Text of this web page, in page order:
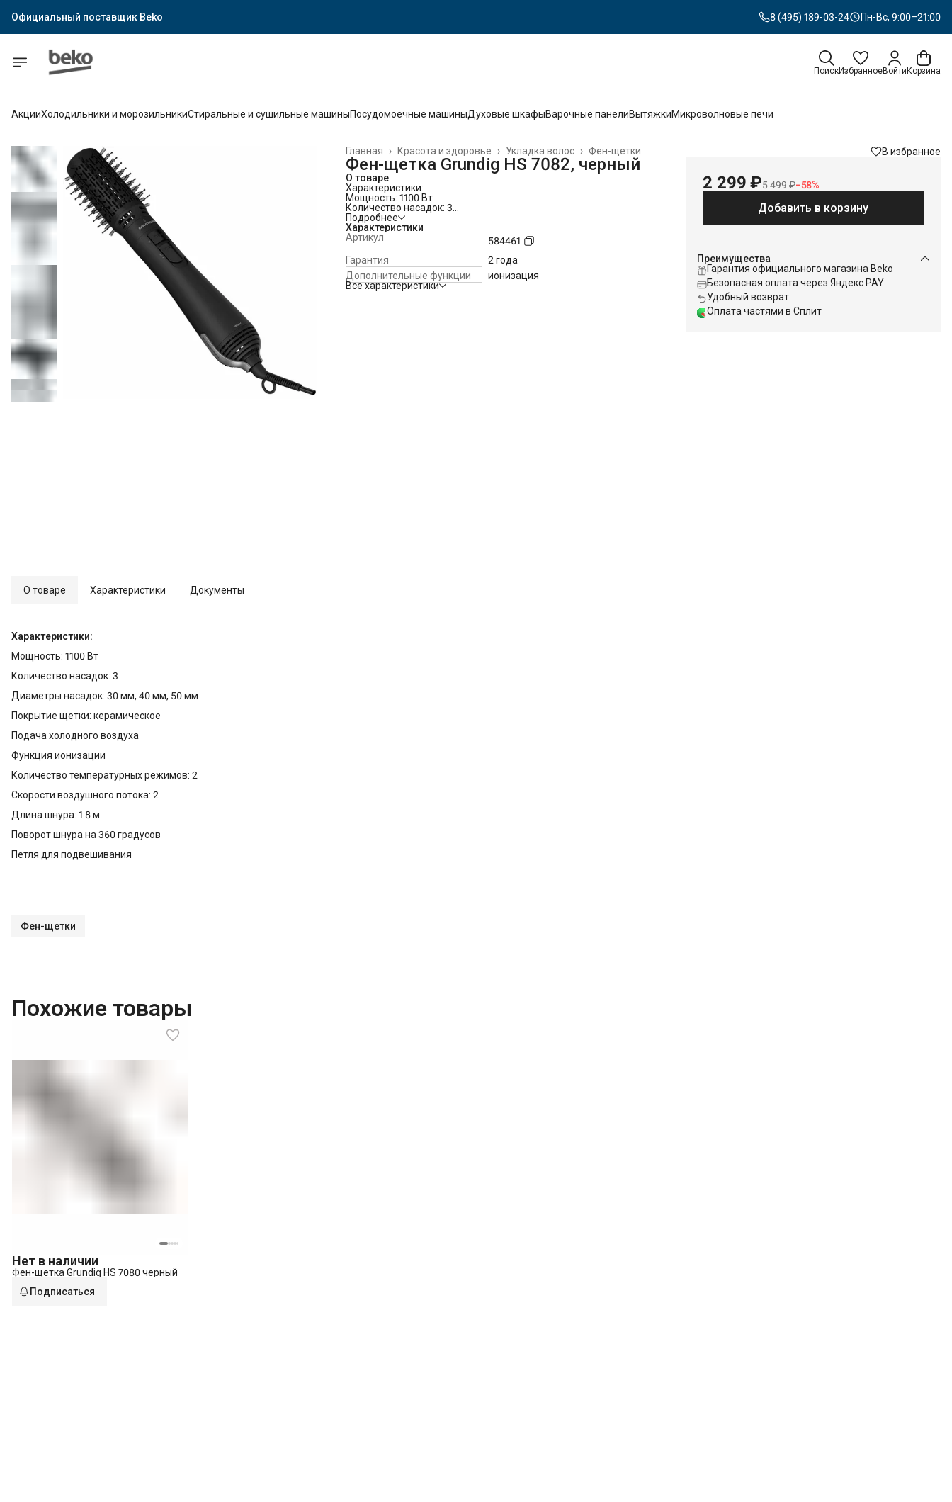
Официальный поставщик Indesit
Официальный поставщик Hotpoint
8 (495) 189-03-24 Пн-Вс, 9:00–21:00
ПоискИзбранноеВойти Корзина
АкцииХолодильники и морозильникиСтиральные и сушильные машиныПосудомоечные машиныДуховые шкафыВарочные панелиВытяжкиМикроволновые печи
Фен-щетки
Укладка волос ›
Красота и здоровье ›
Главная ›
Фен-щетка Grundig HS 7082, черный
О товаре
Характеристики:
Мощность: 1100 Вт
Количество насадок: 3
Диаметры насадок: 30 мм, 40 мм, 50 мм
Покрытие щетки: керамическое
Подача холодного воздуха
Функция ионизации
Количество температурных режимов: 2
Скорости воздушного потока: 2
Длина шнура: 1.8 м
Поворот шнура на 360 градусов
Подробнее
Характеристики
Артикул
584461
Гарантия
2 года
Дополнительные функции
ионизация
Все характеристики
В избранное
2 299 ₽5 499 ₽−58%
Добавить в корзину
Преимущества
Гарантия официального магазина Beko
Безопасная оплата через Яндекс PAY
Удобный возврат
Оплата частями в Сплит
О товаре Характеристики Документы
Характеристики:
Мощность: 1100 Вт
Количество насадок: 3
Диаметры насадок: 30 мм, 40 мм, 50 мм
Покрытие щетки: керамическое
Подача холодного воздуха
Функция ионизации
Количество температурных режимов: 2
Скорости воздушного потока: 2
Длина шнура: 1.8 м
Поворот шнура на 360 градусов
Петля для подвешивания
Фен-щетки
Похожие товары
Нет в наличии
Фен-щетка Grundig HS 7080 черный
Подписаться